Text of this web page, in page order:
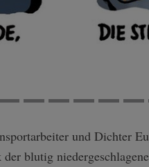
und Dichter
blutig